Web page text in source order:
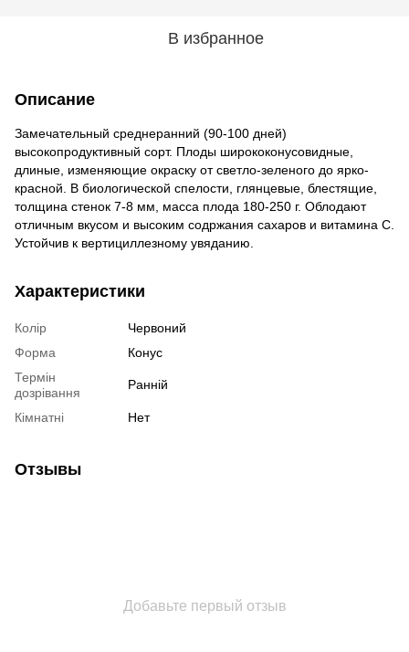
В избранное
Описание
Замечательный среднеранний (90-100 дней)
высокопродуктивный сорт. Плоды ширококонусовидные,
длиные, изменяющие окраску от светло-зеленого до ярко-
красной. В биологической спелости, глянцевые, блестящие,
толщина стенок 7-8 мм, масса плода 180-250 г. Облодают
отличным вкусом и высоким содржания сахаров и витамина С.
Устойчив к вертициллезному увяданию.
Характеристики
Колір
Червоний
Форма
Конус
Термін
дозрівання
Ранній
Кімнатні Нет
Отзывы
Добавьте первый отзыв